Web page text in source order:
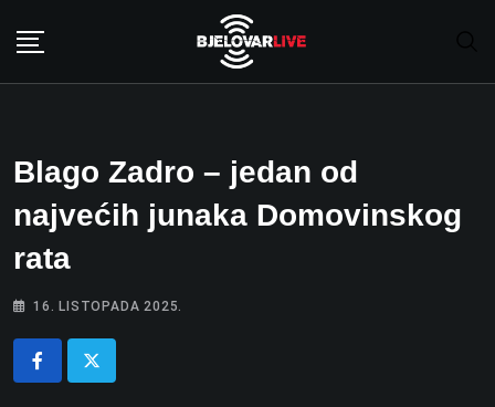
Blago Zadro – jedan od
najvećih junaka Domovinskog
rata
16. LISTOPADA 2025.